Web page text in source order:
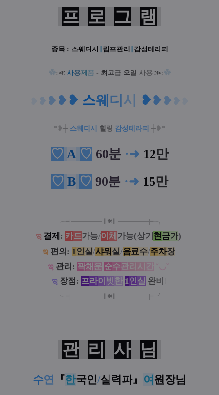
프 로 그 램
종목 : 스웨디시 림프관리 감성테라피
✿: ≪ 사용제 품 - 최 고급 오일 사용 ≫: ✿
❥ ❥❥ ❥ 스웨 디 시 ❥❥ ❥ ❥
*❥┼ 스웨디시 힐 링 감성테라피 ┼ ❥*
♡ A ♡ 60분 ·➜ 12만
♡ B ♡ 90분 ·➜ 15만
╭╼|═══════ ✱ ═══════|╾╮
ಇ 결제 : 카드가능/이 체 가능(상기 현금가)
ఇ 편의 : 1인실/샤워 실/음료수/주차장
ಇ 관리 : 꽉채 운 순수관리 시 간 ˘◡˘
ಇ 장점 : 프라이 빗 한 1인실 완비
╰╼|═══════ ✱ ═══════|╾╯
관 리 사 님
수연 『한국인/실력파』 여 원장님